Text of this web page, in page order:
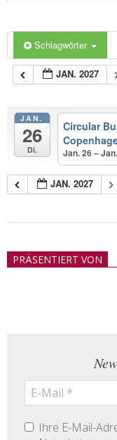
Schlagwörter
JAN. 2027
JAN.
26
Di.
Circular
Jan. 26 –
JAN. 2027
21
PRÄSENTIERT VON
Ihre E-Mail-